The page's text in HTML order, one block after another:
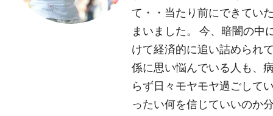
て・・当たり前にできてい
まいました。 今、暗闇の中
けて経済的に追い詰められ
係に思い悩んでいる人も、
らず日々モヤモヤ過ごして
ったい何を信じていいのか